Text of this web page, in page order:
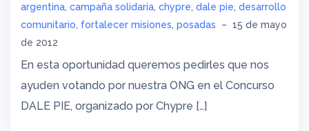
argentina, campaña solidaria, chypre, dale pie, desarrollo
comunitario, fortalecer misiones, posadas – 15 de mayo
de 2012
En esta oportunidad queremos pedirles que nos
ayuden votando por nuestra ONG en el Concurso
DALE PIE, organizado por Chypre […]